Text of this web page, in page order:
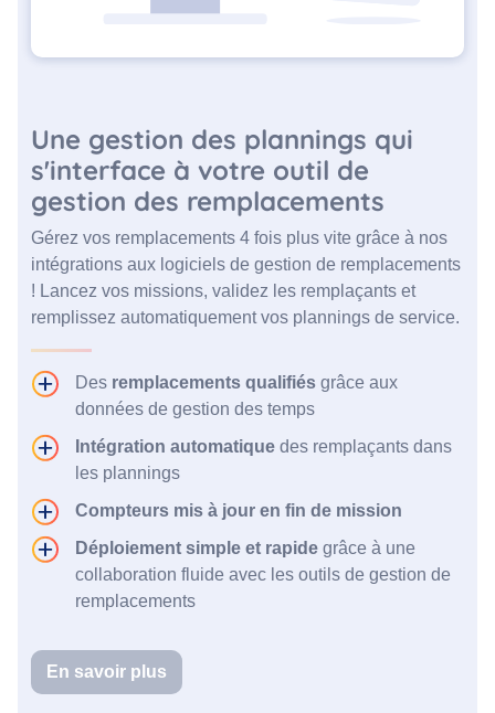
Une gestion des plannings qui
s'interface à votre outil de
gestion des remplacements
Gérez vos remplacements 4 fois plus vite grâce à nos
intégrations aux logiciels de gestion de remplacements
! Lancez vos missions, validez les remplaçants et
remplissez automatiquement vos plannings de service.
Des remplacements qualifiés grâce aux
données de gestion des temps
Intégration automatique des remplaçants dans
les plannings
Compteurs mis à jour en fin de mission
Déploiement simple et rapide grâce à une
collaboration fluide avec les outils de gestion de
remplacements
En savoir plus